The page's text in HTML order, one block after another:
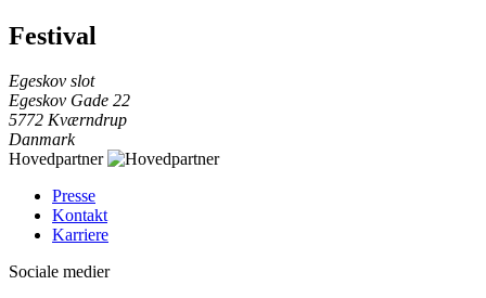
Festival
Egeskov slot
Egeskov Gade 22
5772 Kværndrup
Danmark
Hovedpartner
Presse
Kontakt
Karriere
Sociale medier